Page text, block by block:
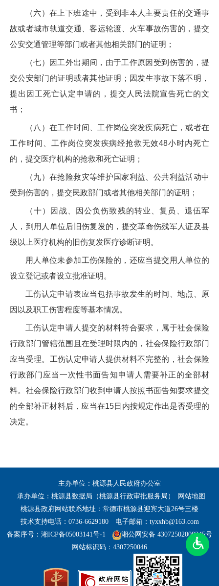
（六）在上下班途中，受到非本人主要责任的交通事
故或者城市轨道交通、客运轮渡、火车事故伤害的，提交
公安交通管理等部门或者其他相关部门的证明；
（七）因工外出期间，由于工作原因受到伤害的，提
交公安部门的证明或者其他证明；因发生事故下落不明，
提出因工死亡认定申请的，提交人民法院宣告死亡的文
书；
（八）在工作时间、工作岗位突发疾病死亡，或者在
工作时间、工作岗位突发疾病经抢救无效48小时内死亡
的，提交医疗机构的抢救和死亡证明；
（九）在抢险救灾等维护国家利益、公共利益活动中
受到伤害的，提交民政部门或者其他相关部门的证明；
（十）因战、因公负伤致残的转业、复员、退伍军
人，到用人单位后旧伤复发的，提交革命伤残军人证及县
级以上医疗机构的旧伤复发医疗诊断证明。
用人单位未参加工伤保险的，还应当提交用人单位的
设立登记或者设立批准证明。
工伤认定申请表应当包括事故发生的时间、地点、原
因以及职工伤害程度等基本情况。
工伤认定申请人提交的材料符合要求，属于社会保险
行政部门管辖范围且在受理时限内的，社会保险行政部门
应当受理。工伤认定申请人提供材料不完整的，社会保险
行政部门应当一次性书面告知申请人需要补正的全部材
料。社会保险行政部门收到申请人按照书面告知要求提交
的全部补正材料后，应当在15日内按规定作出是否受理的
决定。
主办单位：桃源县人民政府办公室
承办单位：桃源县数据局（桃源县行政审批服务局）
网站地图
桃源县政府网站联系地址：常德市桃源县迎宾大道26号三楼
技术支持电话：0736-6629180
电子邮箱：tyxxhb@163.com
备案序号：湘ICP备05003141号-1
湘公网安备 43072502000245号
网站标识码：4307250046